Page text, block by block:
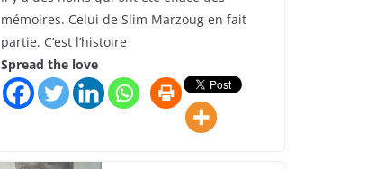
mémoires. Celui de Slim Marzoug en fait
partie. C’est l’histoire
Spread the love